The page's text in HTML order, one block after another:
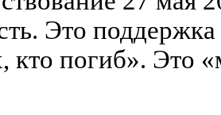
Это
кто погиб». Это